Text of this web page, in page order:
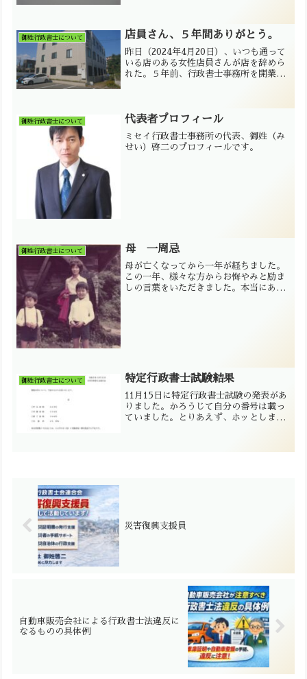
御姓行政書士について 店員さん、５年間ありがとう。
昨日（2024年4月20日）、いつも通って
いる店のある女性店員さんが店を辞めら
れた。５年前、行政書士事務所を開業し
で行き詰ったとき、辛いとき、何度この
店員さんの笑顔と優...
御姓行政書士について 代表者プロフィール
ミセイ行政書士事務所の代表、御姓（み
せい）啓二のプロフィールです。
御姓行政書士について 母 一周忌
母が亡くなってから一年が経ちました。
この一年、様々な方からお悔やみと励ま
しの言葉をいただきました。本当にあり
御姓行政書士について 特定行政書士試験結果
11月15日に特定行政書士試験の発表があ
りました。かろうじて自分の番号は載っ
ていました。とりあえず、ホッとしまし
災害復興支援員
自動車販売会社による行政書士法違反に
なるものの具体例